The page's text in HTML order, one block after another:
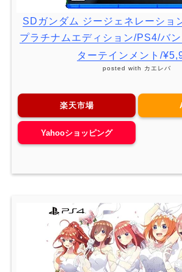
SDガンダム ジージェネレーショ
プラチナムエディション/PS4/バ
ターテインメント/
posted with カエレバ
楽天市場
Yahooショッピング